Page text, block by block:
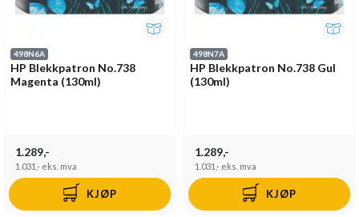
498N6A
HP Blekkpatron No.738
Magenta (130ml)
1.289,-
1.031,- eks. mva
KJØP
498N7A
HP Blekkpatron No.738 Gul
(130ml)
1.289,-
1.031,- eks. mva
KJØP